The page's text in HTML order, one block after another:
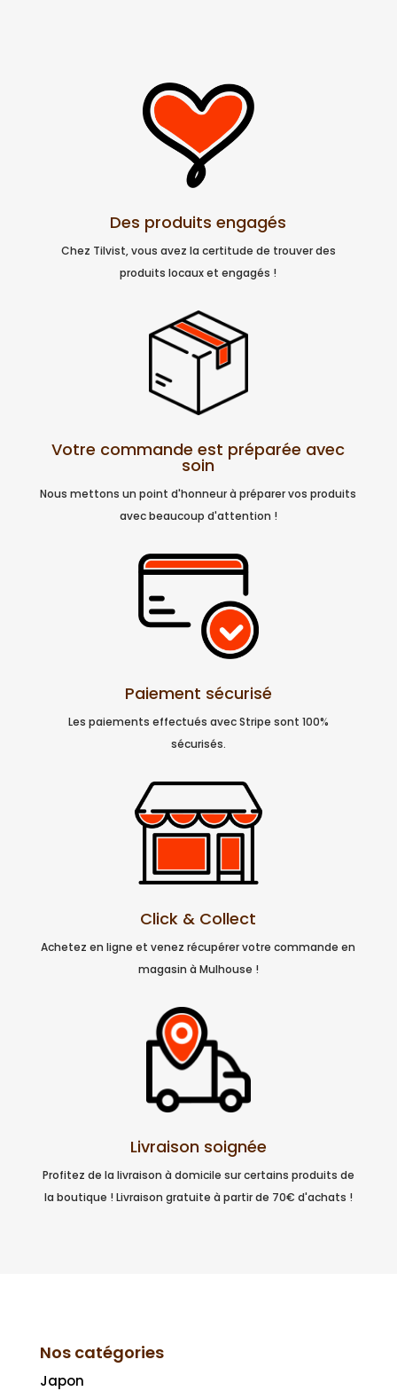
Des produits engagés
Chez Tilvist, vous avez la certitude de trouver des
produits locaux et engagés !
Votre commande est préparée avec
soin
Nous mettons un point d'honneur à préparer vos produits
avec beaucoup d'attention !
Paiement sécurisé
Les paiements effectués avec Stripe sont 100%
sécurisés.
Click & Collect
Achetez en ligne et venez récupérer votre commande en
magasin à Mulhouse !
Livraison soignée
Profitez de la livraison à domicile sur certains produits de
la boutique ! Livraison gratuite à partir de 70€ d'achats !
Nos catégories
Japon